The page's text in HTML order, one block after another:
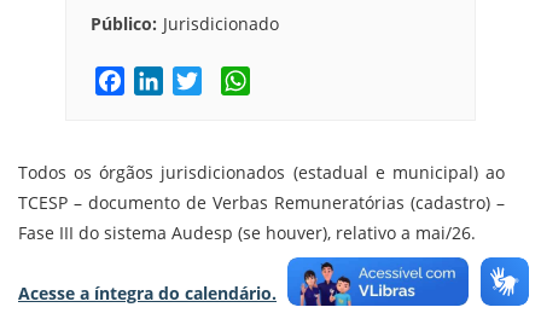
Público: Jurisdicionado
e
b
o
k
e
d
n
t
t
e
t
s
A
p
Todos os órgãos jurisdicionados (estadual e municipal) ao
TCESP – documento de Verbas Remuneratórias (cadastro) –
Fase III do sistema Audesp (se houver), relativo a mai/26.
Acesse a íntegra do calendário.